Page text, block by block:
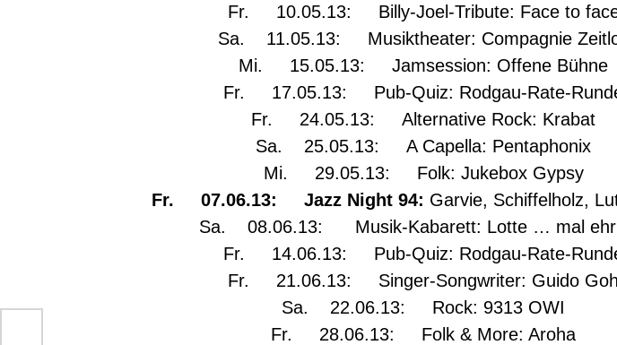
Fr. 10.05.13: Billy-Joel-Tribute: Face to
Sa. 11.05.13: Musiktheater: Compagnie
Mi. 15.05.13: Jamsession: Offene Bühne
Fr. 17.05.13: Pub-Quiz: Rodgau-Rate-
Fr. 24.05.13: Alternative Rock: Krabat
Sa. 25.05.13: A Capella: Pentaphonix
Mi. 29.05.13: Folk: Jukebox Gypsy
Fr. 07.06.13: Jazz Night 94: Garvie, Schiffelholz,
Sa. 08.06.13: Musik-Kabarett: Lotte … mal
Fr. 14.06.13: Pub-Quiz: Rodgau-Rate-
Fr. 21.06.13: Singer-Songwriter: Guido Goh
Sa. 22.06.13: Rock: 9313 OWI
Fr. 28.06.13: Folk & More: Aroha